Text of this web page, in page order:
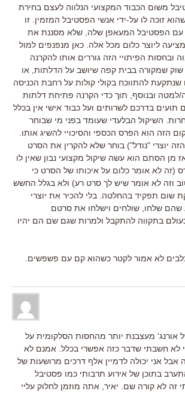
משום הכבוד המקצועי הנלווה לעצם בחירת
זוכה לו על-ידי אנשי הפסטיבל המזמין. זו
עם הפסטיבל המעאפן שלה, שלא מסננת את
ליוצר כלום מכל אלה. כאן מנפנפים למול
ובחסות הפיתויי הזה גוררים אותו להקרנה
שוק שמקורה בבית קפה שיושב על הדלתות, או
להתווכח בקולי קולות על רחבת הכניסה
למטה ובנוסף, תוך כדי הקרנה פתיחת דלתות
תועים בדרכם לשרותים ועל כבוד אישי אין בכלל
השיקול הבלעדי שעומד בפני מי שבוחר
הזה הוא הפרס הכספי והסיכויי להשיג אותו.
יוצרי "נודל") בוחר שלא להקרין את הסרט
מן הסתם הוא עשה שיקול מקצועי נבון שאין לו
(זה לא אומר כלום על איכותו של הסרט כי
וזה לא אומר שיש לך סרט רע) ולא בגלל החשש
שום תפקיד בהחלטה. בלי להכיר את יוצרי
שהם שלחו, שולחים וישלחו את סרטם
בתקווה להתקבל ולמרות שגם שם הם יהיו
לא אמור לקטר כשהוא קם עם פשפשים.
מעצבנת יותר מהחסות הסלקומית על
לא חשבתי שדבר כזה אפשרי בכלל. אמנם לא
אבל אני יכולה לדמיין אלף דרכים מרושעות של
בתוכן של אירוע תרבותי כמו פסטיבל
זה לא קורה שם. יאיר, אתה מוזמן לחלוק עליי